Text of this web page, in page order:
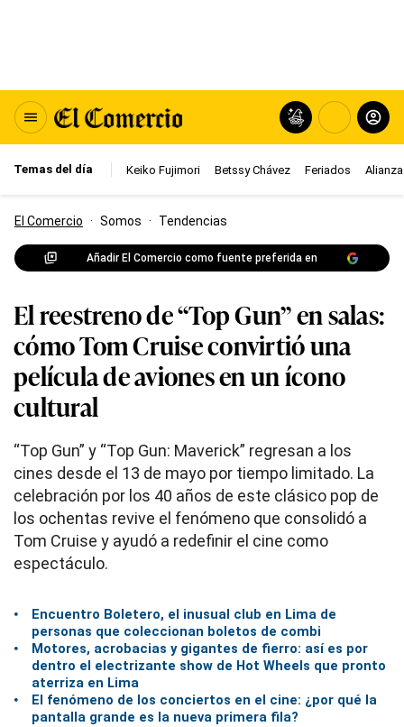
Temas del día Keiko Fujimori Betssy Chávez Feriados
El Comercio · Somos · Tendencias
Añadir El Comercio como fuente preferida en
El reestreno de “Top Gun” en salas:
cómo Tom Cruise convirtió una
película de aviones en un ícono
cultural
“Top Gun” y “Top Gun: Maverick” regresan a los
cines desde el 13 de mayo por tiempo limitado. La
celebración por los 40 años de este clásico pop de
los ochentas revive el fenómeno que consolidó a
Tom Cruise y ayudó a redefinir el cine como
espectáculo.
Encuentro Boletero, el inusual club en Lima de
personas que coleccionan boletos de combi
Motores, acrobacias y gigantes de fierro: así es por
dentro el electrizante show de Hot Wheels que pronto
aterriza en Lima
El fenómeno de los conciertos en el cine: ¿por qué la
pantalla grande es la nueva primera fila?